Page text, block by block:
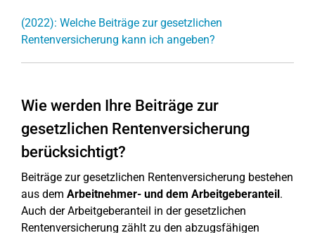
(2022): Welche Beiträge zur gesetzlichen
Rentenversicherung kann ich angeben?
Wie werden Ihre Beiträge zur
gesetzlichen Rentenversicherung
berücksichtigt?
Beiträge zur gesetzlichen Rentenversicherung bestehen
aus dem Arbeitnehmer- und dem Arbeitgeberanteil.
Auch der Arbeitgeberanteil in der gesetzlichen
Rentenversicherung zählt zu den abzugsfähigen